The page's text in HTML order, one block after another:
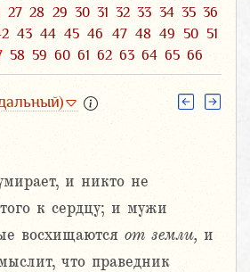
27 28 29 30 31 32 33 34 35 36
43 44 45 46 47 48 49 50 51
58 59 60 61 62 63 64 65 66
и никто не
к сердцу; и мужи
восхищаются от земли, и
что праведник